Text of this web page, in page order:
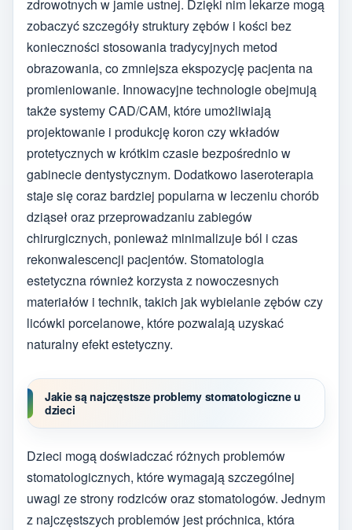
zdrowotnych w jamie ustnej. Dzięki nim lekarze mogą
zobaczyć szczegóły struktury zębów i kości bez
konieczności stosowania tradycyjnych metod
obrazowania, co zmniejsza ekspozycję pacjenta na
promieniowanie. Innowacyjne technologie obejmują
także systemy CAD/CAM, które umożliwiają
projektowanie i produkcję koron czy wkładów
protetycznych w krótkim czasie bezpośrednio w
gabinecie dentystycznym. Dodatkowo laseroterapia
staje się coraz bardziej popularna w leczeniu chorób
dziąseł oraz przeprowadzaniu zabiegów
chirurgicznych, ponieważ minimalizuje ból i czas
rekonwalescencji pacjentów. Stomatologia
estetyczna również korzysta z nowoczesnych
materiałów i technik, takich jak wybielanie zębów czy
licówki porcelanowe, które pozwalają uzyskać
naturalny efekt estetyczny.
Jakie są najczęstsze problemy stomatologiczne u
dzieci
Dzieci mogą doświadczać różnych problemów
stomatologicznych, które wymagają szczególnej
uwagi ze strony rodziców oraz stomatologów. Jednym
z najczęstszych problemów jest próchnica, która